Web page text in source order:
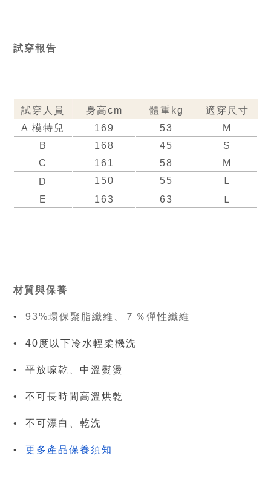
試穿報告
試穿人員 身高cm 體重kg
適穿尺寸
A 模特兒
169 53
M
B
168 45
S
C
161 58
M
D
150 55
Ｌ
E
163 63 Ｌ
材質與保養
• 93%環保聚脂纖維、７％彈性纖維
•  40度以下冷水輕柔機洗
•  平放晾乾、中溫熨燙
•  不可長時間高溫烘乾
•  不可漂白、乾洗
• 更多產品保養須知